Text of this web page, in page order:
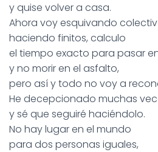
y quise volver a casa.
Ahora voy esquivando
haciendo finitos, calculo
el tiempo exacto para pasar
y no morir en el asfalto,
pero así y todo no voy a
He decepcionado muchas
y sé que seguiré haciéndolo.
No hay lugar en el mundo
para dos personas iguales,